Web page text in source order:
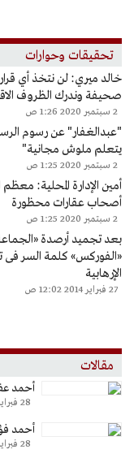
تحقيقات وحوارات
خالد ميري: لن نتخذ أي
صحيفة وندرك الظروف
2 سبتمبر 2020 1:26 ص
"عبدالغفار" عن رسوم
يتعلم ملوش مجانية"
2 سبتمبر 2020 1:25 ص
أمين الإدارة المحلية: معظم
أصحاب عقارات محظورة
2 سبتمبر 2020 1:25 ص
بعد تجميد أرصدة
«الفوركس» كلمة السر فى
الإرهابية
27 فبراير 2014 12:02 ص
مقالات
أحمد
28 فبراير 2014 4:37 م
أحمد
28 فبراير 2014 11:57 ص